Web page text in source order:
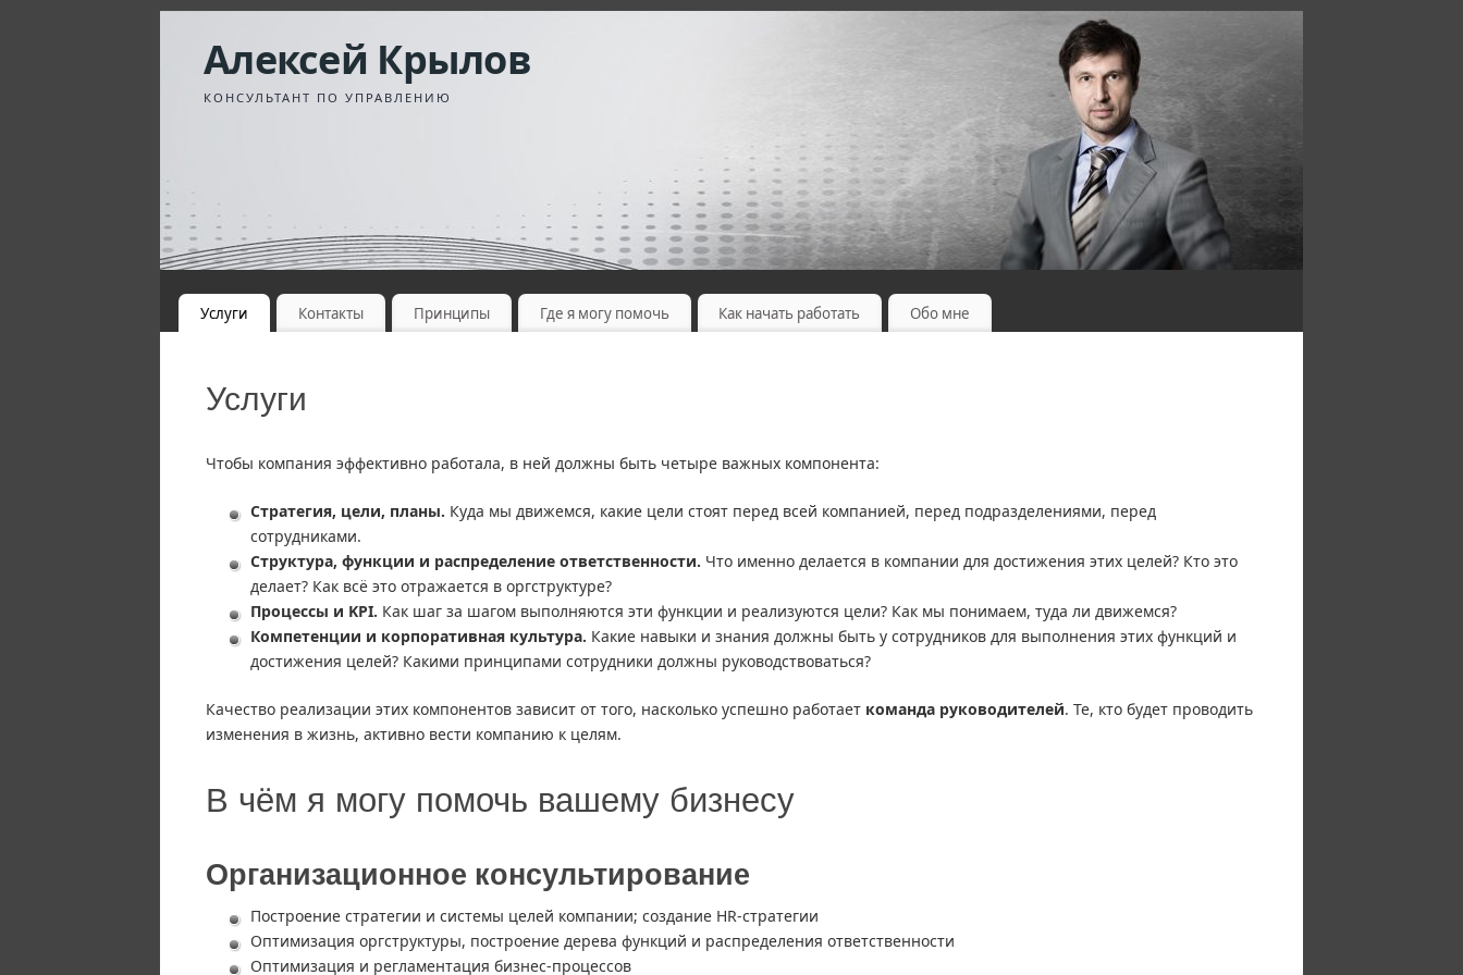
Алексей Крылов
КОНСУЛЬТАНТ ПО УПРАВЛЕНИЮ
Услуги Контакты Принципы Где я могу помочь Как начать работать Обо мне
Услуги
Чтобы компания эффективно работала, в ней должны быть четыре важных компонента:
Стратегия, цели, планы. Куда мы движемся, какие цели стоят перед всей компанией, перед подразделениями, перед
сотрудниками.
Структура, функции и распределение ответственности. Что именно делается в компании для достижения этих целей? Кто это
делает? Как всё это отражается в оргструктуре?
Процессы и KPI. Как шаг за шагом выполняются эти функции и реализуются цели? Как мы понимаем, туда ли движемся?
Компетенции и корпоративная культура. Какие навыки и знания должны быть у сотрудников для выполнения этих функций и
достижения целей? Какими принципами сотрудники должны руководствоваться?
Качество реализации этих компонентов зависит от того, насколько успешно работает команда руководителей. Те, кто будет проводить
изменения в жизнь, активно вести компанию к целям.
В чём я могу помочь вашему бизнесу
Организационное консультирование
Построение стратегии и системы целей компании; создание HR-стратегии
Оптимизация оргструктуры, построение дерева функций и распределения ответственности
Оптимизация и регламентация бизнес-процессов